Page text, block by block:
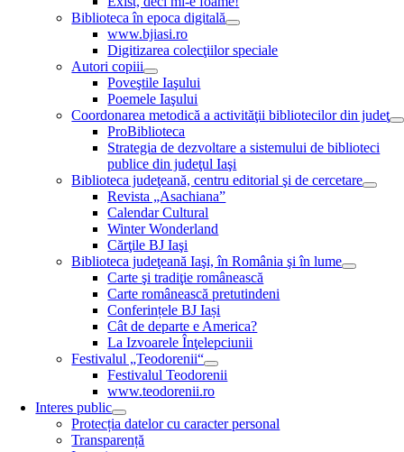
Biblioteca în epoca digitală
www.bjiasi.ro
Digitizarea colecţiilor speciale
Autori copiii
Poveştile Iaşului
Poemele Iaşului
Coordonarea metodică a activităţii bibliotecilor din judeţ
ProBiblioteca
Strategia de dezvoltare a sistemului de biblioteci
publice din judeţul Iaşi
Biblioteca judeţeană, centru editorial şi de cercetare
Revista „Asachiana”
Calendar Cultural
Winter Wonderland
Cărţile BJ Iaşi
Biblioteca judeţeană Iaşi, în România şi în lume
Carte şi tradiţie românească
Carte românească pretutindeni
Conferințele BJ Iași
Cât de departe e America?
La Izvoarele Înţelepciunii
Festivalul „Teodorenii“
Festivalul Teodorenii
www.teodorenii.ro
Interes public
Protecția datelor cu caracter personal
Transparență